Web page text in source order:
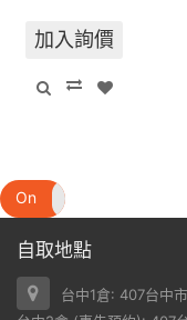
加入詢價
On
自取地點
台中1倉: 407台中